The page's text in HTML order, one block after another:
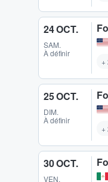
24 OCT.
SAM.
À définir
+
25 OCT.
DIM.
À définir
+
30 OCT.
VEN.